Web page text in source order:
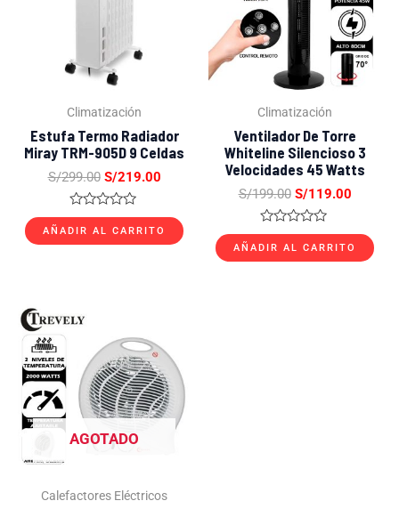
Climatización
Estufa Termo Radiador
Miray TRM-905D 9 Celdas
S/299.00 S/219.00
Valorado
con
0
AÑADIR AL CARRITO
Climatización
Ventilador De Torre
Whiteline Silencioso 3
Velocidades 45 Watts
S/199.00 S/119.00
Valorado
con
0
AÑADIR AL CARRITO
AGOTADO
Calefactores Eléctricos
original
era:
S/99.00.
actual
es:
S/57.00.